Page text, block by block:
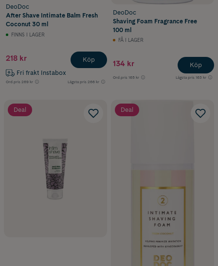
DeoDoc
After Shave Intimate Balm Fresh
Coconut 30 ml
FINNS I LAGER
218 kr
Fri frakt Instabox
Ord.pris 269 kr Lägsta pris 266 kr
Köp
DeoDoc
Shaving Foam Fragrance Free
100 ml
FÅ I LAGER
134 kr
Ord.pris 165 kr Lägsta pris 163 kr
Köp
Deal Deal